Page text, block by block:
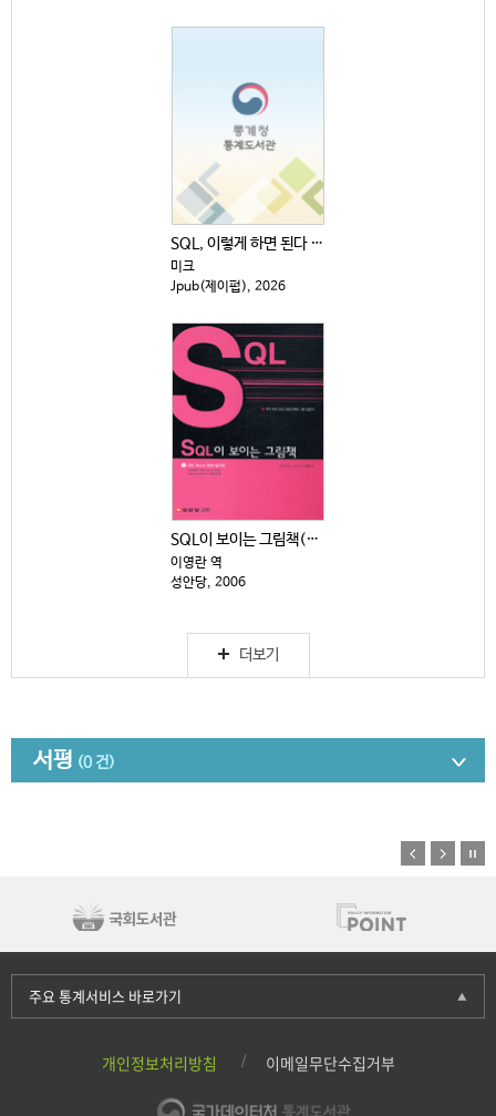
SQL, 이렇게 하면 된다 : 기초부터 CASE 식, ...
미크
Jpub(제이펍), 2026
SQL이 보이는 그림책(CD 1장 별도)
이영란 역
성안당, 2006
더보기
서평 (0 건)
개인정보처리방침 이메일무단수집거부
주요 통계서비스 바로가기